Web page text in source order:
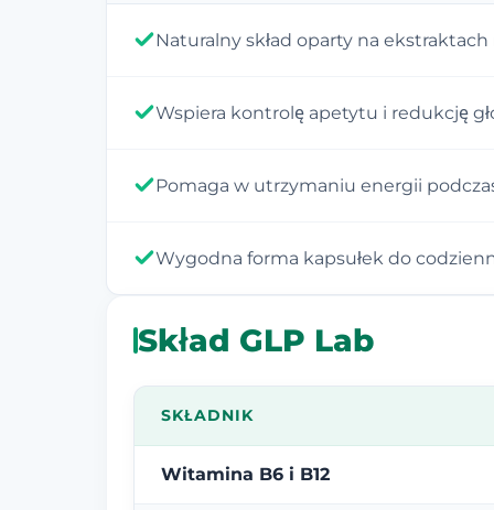
Naturalny skład oparty na
Wspiera kontrolę apetytu i redukcję
Pomaga w utrzymaniu energii
Wygodna forma kapsułek do
Skład GLP Lab
SKŁADNIK
Witamina B6 i B12